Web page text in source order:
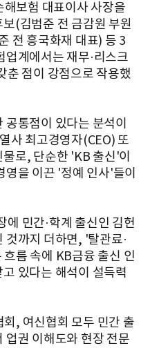
보험 대표이사 사장을
(김범준 전 금감원 부원
전 흥국화재 대표) 등 3
업계에서는 재무·리스크
춘 점이 강점으로 작용했
통점이 있다는 분석이
사 최고경영자(CEO) 또
로, 단순한 'KB 출신'이
을 이끈 '정예 인사'들이
에 민간·학계 출신인 김헌
것까지 더하면, '탈관료·
름 속에 KB금융 출신 인
있다는 해석이 설득력
, 여신협회 모두 민간 출
업권 이해도와 현장 전문